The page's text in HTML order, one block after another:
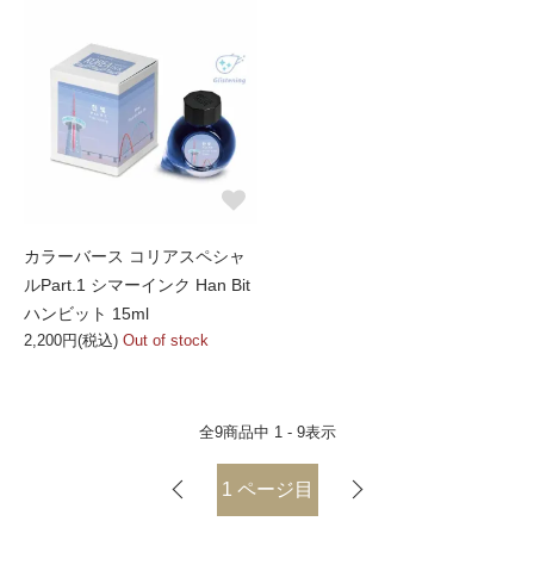
カラーバース コリアスペシャ
ルPart.1 シマーインク Han Bit
ハンビット 15ml
2,200円(税込) Out of stock
全9商品中 1 - 9表示
1 ページ目